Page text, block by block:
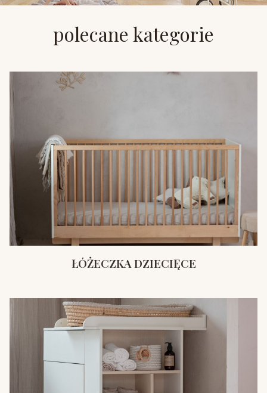
polecane kategorie
ŁÓŻECZKA DZIECIĘCE